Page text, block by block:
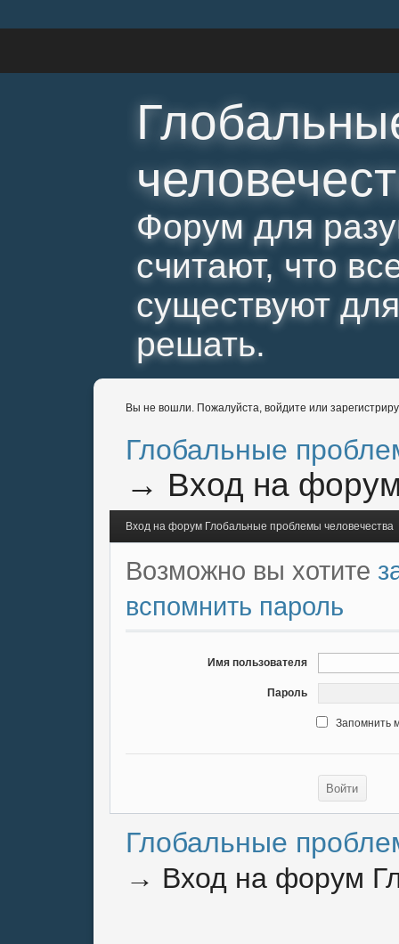
Форум для
считают, что
существуют
решать.
Вы не вошли. Пожалуйста, войдите или
Глобальные
→ Вход на
Вход на форум Глобальные проблемы человечества
Возможно вы хотите
вспомнить пароль
Имя пользователя
Пароль
Запомнить
Глобальные
→ Вход на форум